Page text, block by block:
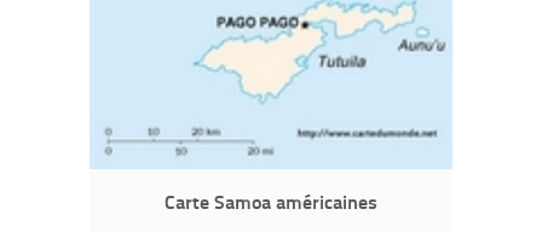
Carte Samoa américaines